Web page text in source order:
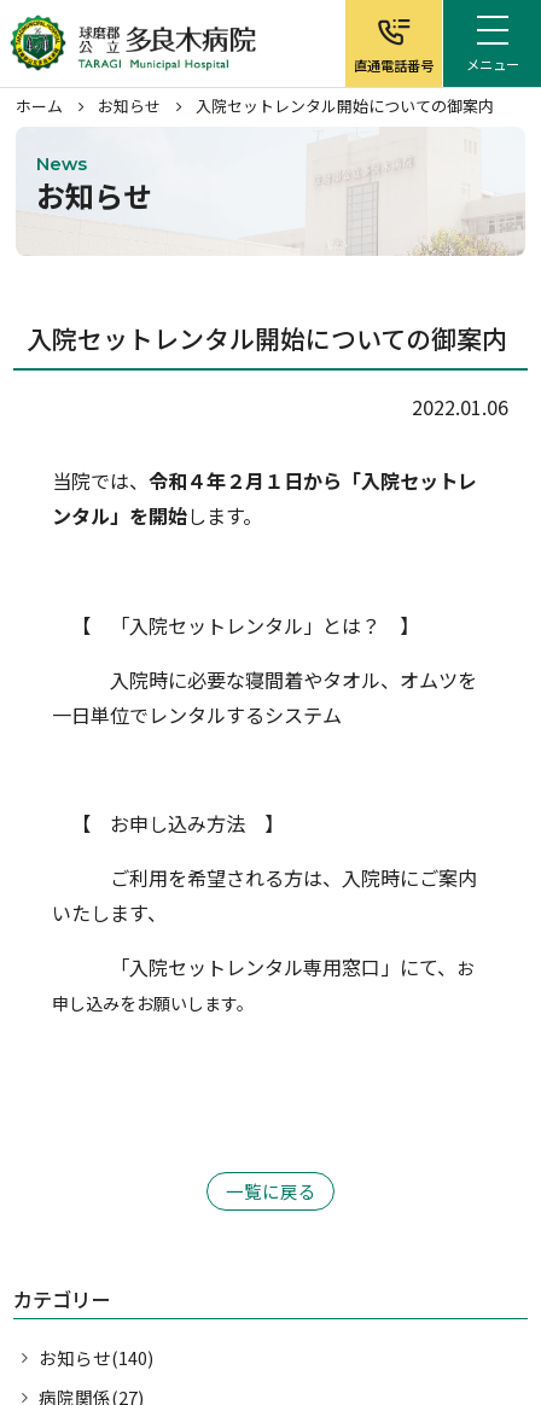
ホーム お知らせ 入院セットレンタル開始についての御案内
News
お知らせ
入院セットレンタル開始についての御案内
2022.01.06
当院では、令和４年２月１日から「入院セットレ
ンタル」を開始します。
【 「入院セットレンタル」とは？ 】
入院時に必要な寝間着やタオル、オムツを
一日単位でレンタルするシステム
【 お申し込み方法 】
ご利用を希望される方は、入院時にご案内
いたします、
「入院セットレンタル専用窓口」にて、 お
申し込みをお願いします。
一覧に戻る
カテゴリー
お知らせ(140)
病院関係(27)
直通電話番号 メニュー
外来案内
在宅サービス
医療関係・一般の方へ
採用情報
リンク集
サイトマップ